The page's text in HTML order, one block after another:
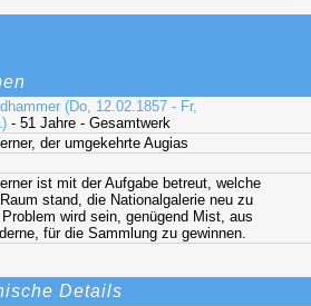
(Do, 12.02.1857 - Fr,
- 51 Jahre - Gesamtwerk
der umgekehrte Augias
ist mit der Aufgabe betreut, welche
stand, die Nationalgalerie neu zu
wird sein, genügend Mist, aus
für die Sammlung zu gewinnen.
Details